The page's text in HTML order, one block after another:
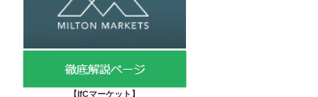
【IfCマーケット 】